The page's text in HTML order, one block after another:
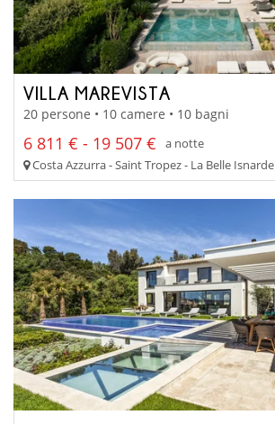
VILLA MAREVISTA
20 persone • 10 camere • 10 bagni
6 811 € - 19 507 €
a notte
Costa Azzurra - Saint Tropez - La Belle Isnarde